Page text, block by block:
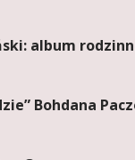
album
Bohdana